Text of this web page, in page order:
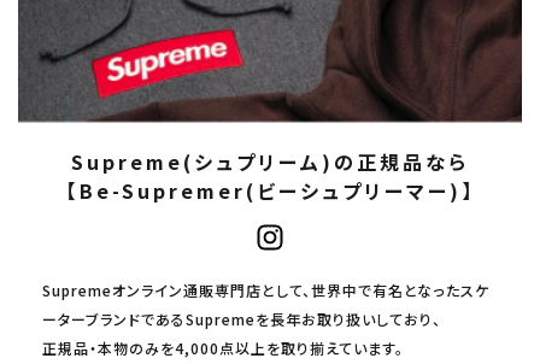
Supreme(シュプリーム)の正規品なら
【Be-Supremer(ビーシュプリーマー)】
Supremeオンライン通販専門店として、世界中で有名となったスケ
ーターブランドであるSupremeを長年お取り扱いしており、
正規品・本物のみを4,000点以上を取り揃えています。